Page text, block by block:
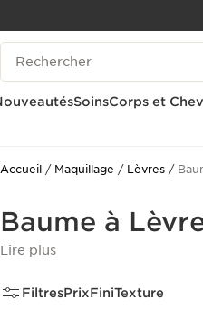
ALLER AU CONTENU
CONSULTER LE PIED DE
OUTIL D'ACCESSIBILITÉ
Historique des recherches
SoinsCorps et
Accueil Maquillage Lèvres
Baume à
Lire plus
FiltresPrixFiniTexture